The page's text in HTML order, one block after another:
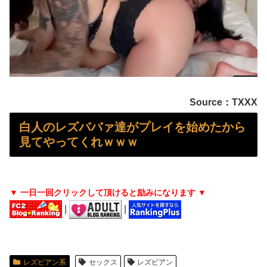
【画像】 コスプレイヤーまんさん、とんでもなくエ●チな撮影方法を思いつくｗｗｗｗｗｗｗ
【最新画像】 田中みな実(39)の乳房、めちゃくちゃデカくなってるやんけ！
お尻です！女性のお尻をじっくりしっかりご覧下さいｗｗｗ
【愕然】 パチ屋で負けてる女に「1万でどやw」と言い続けたらｗｗｗｗ
Source：TXXX
白人のレズババァ達がプレイを始めたから
見てやってくれｗｗｗ
▼ 一日一回クリックして頂けると励みになります ▼
レズビアン系 セックス レズビアン